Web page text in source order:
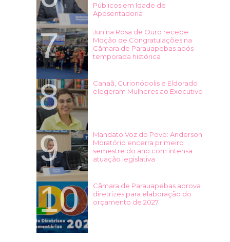
Públicos em Idade de
Aposentadoria
Junina Rosa de Ouro recebe
Moção de Congratulações na
Câmara de Parauapebas após
temporada histórica
Canaã, Curionópolis e Eldorado
elegeram Mulheres ao Executivo
Mandato Voz do Povo: Anderson
Moratório encerra primeiro
semestre do ano com intensa
atuação legislativa
Câmara de Parauapebas aprova
diretrizes para elaboração do
orçamento de 2027